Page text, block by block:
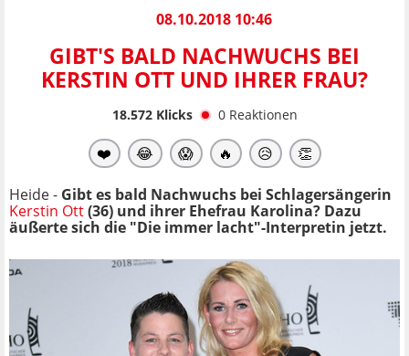
08.10.2018 10:46
GIBT'S BALD NACHWUCHS BEI
KERSTIN OTT UND IHRER FRAU?
18.572Klicks 0 Reaktionen
❤️ 😂 😱 🔥 😥 👏
Heide - Gibt es bald Nachwuchs bei Schlagersängerin
Kerstin Ott(36) und ihrer Ehefrau Karolina? Dazu
äußerte sich die "Die immer lacht"-Interpretin jetzt.